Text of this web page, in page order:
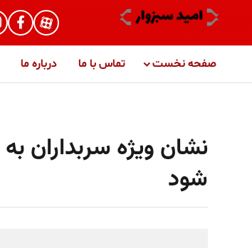
صفحه نخست تماس با ما درباره ما
شود